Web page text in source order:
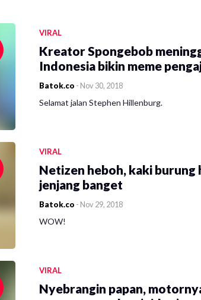
VIRAL
Kreator Spongebob
Indonesia bikin meme
Batok.co - Nov 30, 2018
Selamat jalan Stephen Hillenburg.
VIRAL
Netizen heboh, kaki
jenjang banget
Batok.co - Nov 29, 2018
WOW!
VIRAL
Nyebrangin papan,